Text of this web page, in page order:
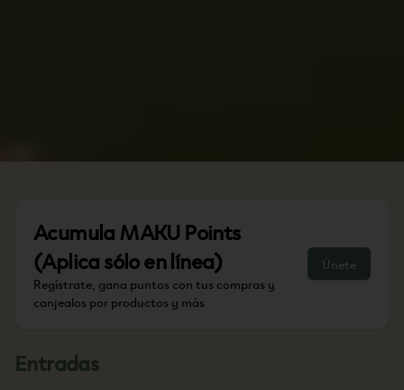
Acumula MAKU Points
(Aplica sólo en línea)
Regístrate, gana puntos con tus compras y
canjealos por productos y más
Únete
Entradas